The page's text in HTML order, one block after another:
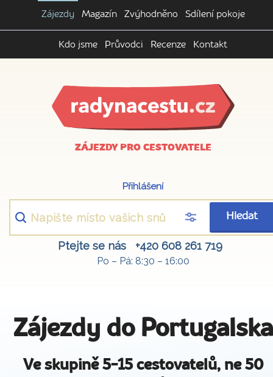
Zájezdy Magazín Zvýhodněno Sdílení pokoje
Kdo jsme Průvodci Recenze Kontakt
ZÁJEZDY PRO CESTOVATELE
Přihlášení
Hledat
Ptejte se nás +420 608 261 719
Po – Pá: 8:30 – 16:00
Zájezdy do Portugalska
Ve skupině 5-15 cestovatelů, ne 50